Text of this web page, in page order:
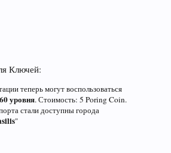
Ключей:
теперь могут воспользоваться
уровня. Стоимость: 5 Poring Coin.
стали доступны города
"